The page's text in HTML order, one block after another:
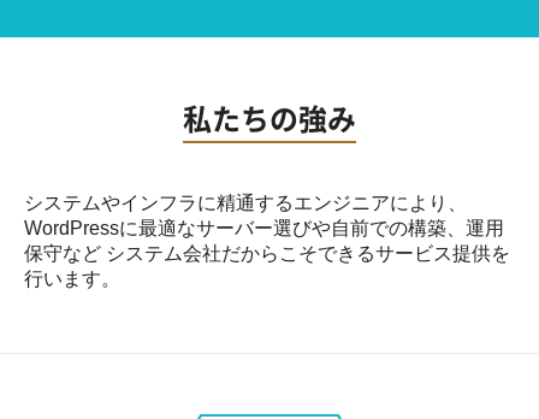
私たちの強み
システムやインフラに精通するエンジニアにより、
WordPressに最適なサーバー選びや自前での構築、運用
保守など システム会社だからこそできるサービス提供を
行います。